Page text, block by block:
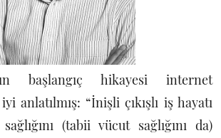
başlangıç hikayesi internet
anlatılmış: “İnişli çıkışlı iş hayatı
(tabii vücut sağlığını da)